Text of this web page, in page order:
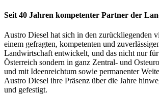
Seit 40 Jahren kompetenter Partner der
Austro Diesel hat sich in den zurückliegenden
einem gefragten, kompetenten und
Landwirtschaft entwickelt, und das nicht nur
Österreich sondern in ganz Zentral- und
und mit Ideenreichtum sowie permanenter
Austro Diesel ihre Präsenz über die Jahre
und gefestigt.